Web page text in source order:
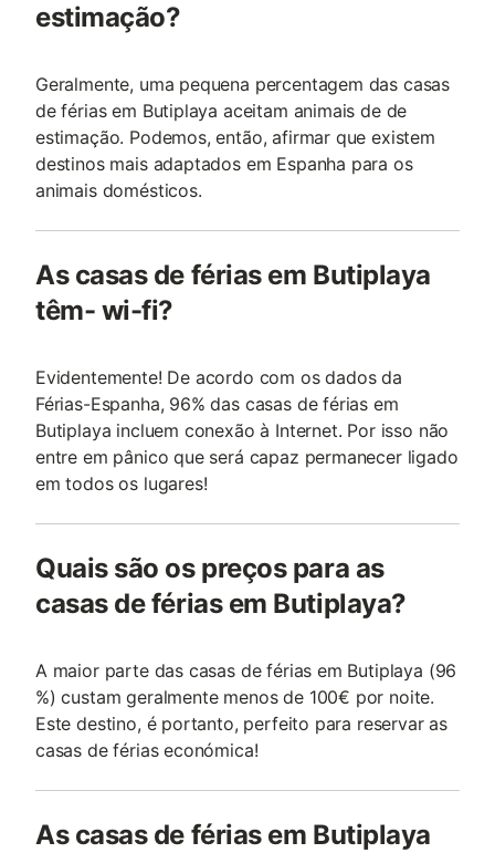
estimação?
Geralmente, uma pequena percentagem das casas
de férias em Butiplaya aceitam animais de de
estimação. Podemos, então, afirmar que existem
destinos mais adaptados em Espanha para os
animais domésticos.
As casas de férias em Butiplaya
têm- wi-fi?
Evidentemente! De acordo com os dados da
Férias-Espanha, 96% das casas de férias em
Butiplaya incluem conexão à Internet. Por isso não
entre em pânico que será capaz permanecer ligado
em todos os lugares!
Quais são os preços para as
casas de férias em Butiplaya?
A maior parte das casas de férias em Butiplaya (96
%) custam geralmente menos de 100€ por noite.
Este destino, é portanto, perfeito para reservar as
casas de férias económica!
As casas de férias em Butiplaya